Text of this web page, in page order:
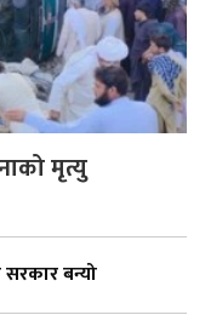
मृत्यु
बन्यो